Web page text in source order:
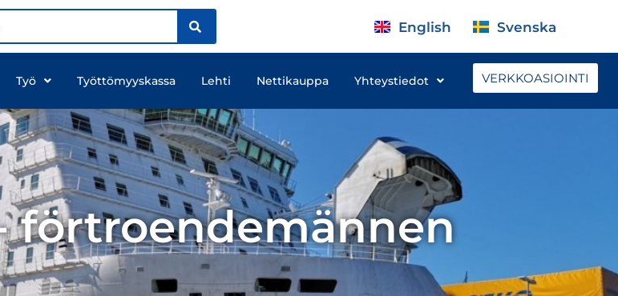
English Svenska
Työ Työttömyyskassa Lehti Nettikauppa Yhteystiedot VERKKOASIOINTI
förtroendemännen